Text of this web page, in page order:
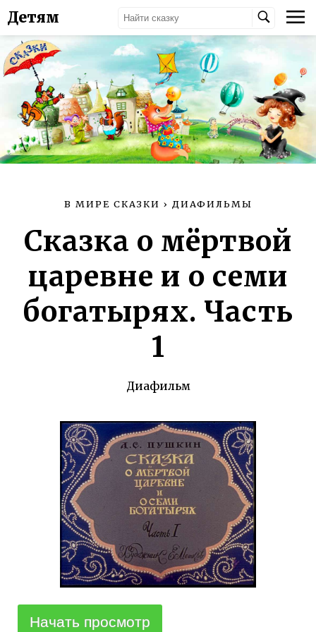
Детям
В МИРЕ СКАЗКИ › ДИАФИЛЬМЫ
Сказка о мёртвой
царевне и о семи
богатырях. Часть
1
Диафильм
Начать просмотр